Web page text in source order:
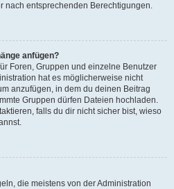
nach entsprechenden Berechtigungen.
anfügen?
Foren, Gruppen und einzelne Benutzer
hat es möglicherweise nicht
anzufügen, in dem du deinen Beitrag
Gruppen dürfen Dateien hochladen.
falls du dir nicht sicher bist, wieso
die meistens von der Administration